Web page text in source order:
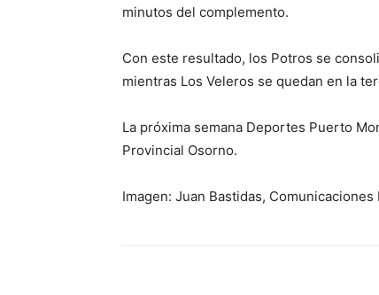
minutos del complemento.
Con este resultado, los Potros se
mientras Los Veleros se quedan en la
La próxima semana Deportes Puerto
Provincial Osorno.
Imagen: Juan Bastidas, Comunicaciones